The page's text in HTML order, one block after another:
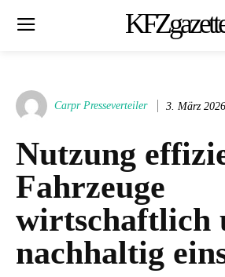
Carpr Presseverteiler 3. März 2026
Nutzung
Fahrzeuge
wirtschaftlich
nachhaltig